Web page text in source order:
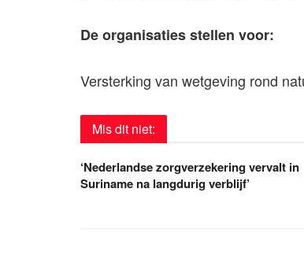
De organisaties stellen voor:
Versterking van wetgeving rond
Mis dit niet:
‘Nederlandse zorgverzekering vervalt in
Suriname na langdurig verblijf’